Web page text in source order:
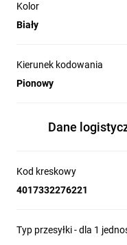
Kolor
Biały
Kierunek kodowania
Pionowy
Dane
Kod kreskowy
4017332276221
Typ przesyłki - dla 1